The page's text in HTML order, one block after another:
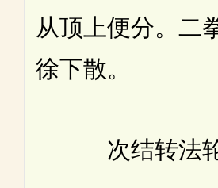
从顶上便分。二
徐下散。
次结转法轮